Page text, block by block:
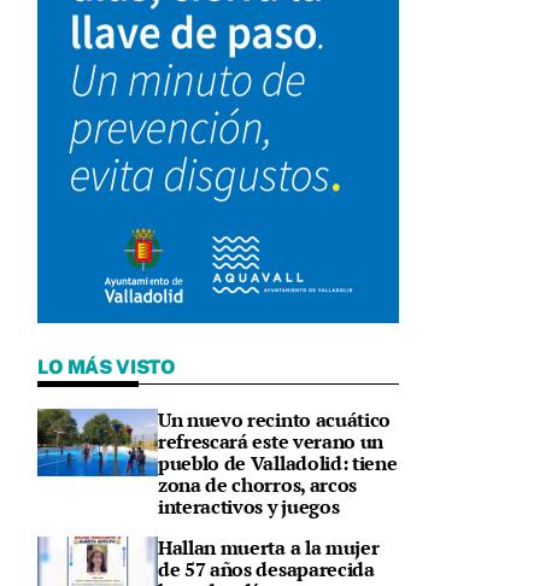
LO MÁS VISTO
Un nuevo recinto acuático
refrescará este verano un
pueblo de Valladolid: tiene
zona de chorros, arcos
interactivos y juegos
Hallan muerta a la mujer
de 57 años desaparecida